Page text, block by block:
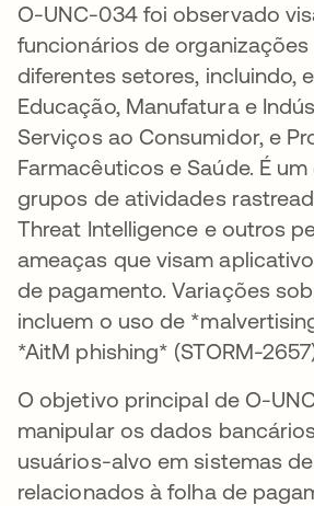
O-UNC-034 foi observado
funcionários de
diferentes setores, incluindo,
Educação, Manufatura e
Serviços ao Consumidor, e
Farmacêuticos e Saúde. É
grupos de atividades
Threat Intelligence e outros
ameaças que visam
de pagamento. Variações
incluem o uso de
*AitM phishing* (STORM-
O objetivo principal de O-
manipular os dados
usuários-alvo em sistemas
relacionados à folha de